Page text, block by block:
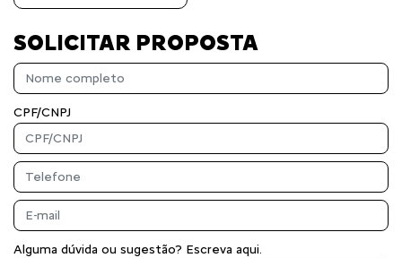
SOLICITAR PROPOSTA
CPF/CNPJ
Alguma dúvida ou sugestão? Escreva aqui.